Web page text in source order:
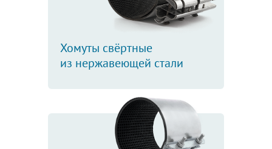
Хомуты свёртные
из нержавеющей стали